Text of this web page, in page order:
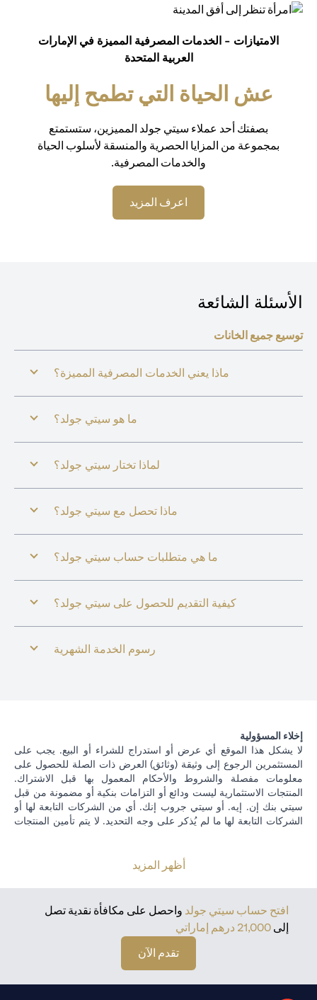
الامتيازات - الخدمات المصرفية المميزة في الإمارات
العربية المتحدة
عش الحياة التي تطمح إليها
بصفتك أحد عملاء سيتي جولد المميزين، ستستمتع
بمجموعة من المزايا الحصرية والمنسقة لأسلوب الحياة
والخدمات المصرفية.
اعرف المزيد
الأسئلة الشائعة
توسيع جميع الخانات
ماذا يعني الخدمات المصرفية المميزة؟
ما هو سيتي جولد؟
لماذا تختار سيتي جولد؟
ماذا تحصل مع سيتي جولد؟
ما هي متطلبات حساب سيتي جولد؟
كيفية التقديم للحصول على سيتي جولد؟
رسوم الخدمة الشهرية
إخلاء المسؤولية
لا يشكل هذا الموقع أي عرض أو استدراج للشراء أو البيع. يجب على
المستثمرين الرجوع إلى وثيقة (وثائق) العرض ذات الصلة للحصول على
معلومات مفصلة والشروط والأحكام المعمول بها قبل الاشتراك.
المنتجات الاستثمارية ليست ودائع أو التزامات بنكية أو مضمونة من قبل
سيتي بنك إن. إيه. أو سيتي جروب إنك. أي من الشركات التابعة لها أو
الشركات التابعة لها ما لم يُذكر على وجه التحديد. لا يتم تأمين المنتجات
المستثمر. الأداء السابق ليس مؤشرا على النتائج المستقبلية: الأسعار
في استثمارات و / أو منتجات خزينة مقومة بعملة أجنبية (غير محلية) على
دراية بمخاطر تقلبات أسعار الصرف التي قد تتسبب في خسارة رأس
المال عند تحويل العملة الأجنبية إلى العملة المحلية للمستثمرين. لا تتوفر
منتجات الاستثمار والخزانة للأشخاص الأمريكيين. تخضع جميع طلبات
الاستثمار ومنتجات الخزينة لشروط وأحكام الاستثمار الفردي ومنتجات
الخزينة. يدرك العميل أنه من مسؤوليته طلب المشورة القانونية و / أو
أظهر المزيد
افتح حساب سيتي جولد واحصل على مكافأة نقدية تصل
إلى
تقدم الآن